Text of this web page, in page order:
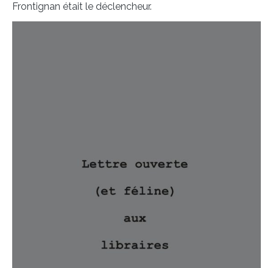
Frontignan était le déclencheur.